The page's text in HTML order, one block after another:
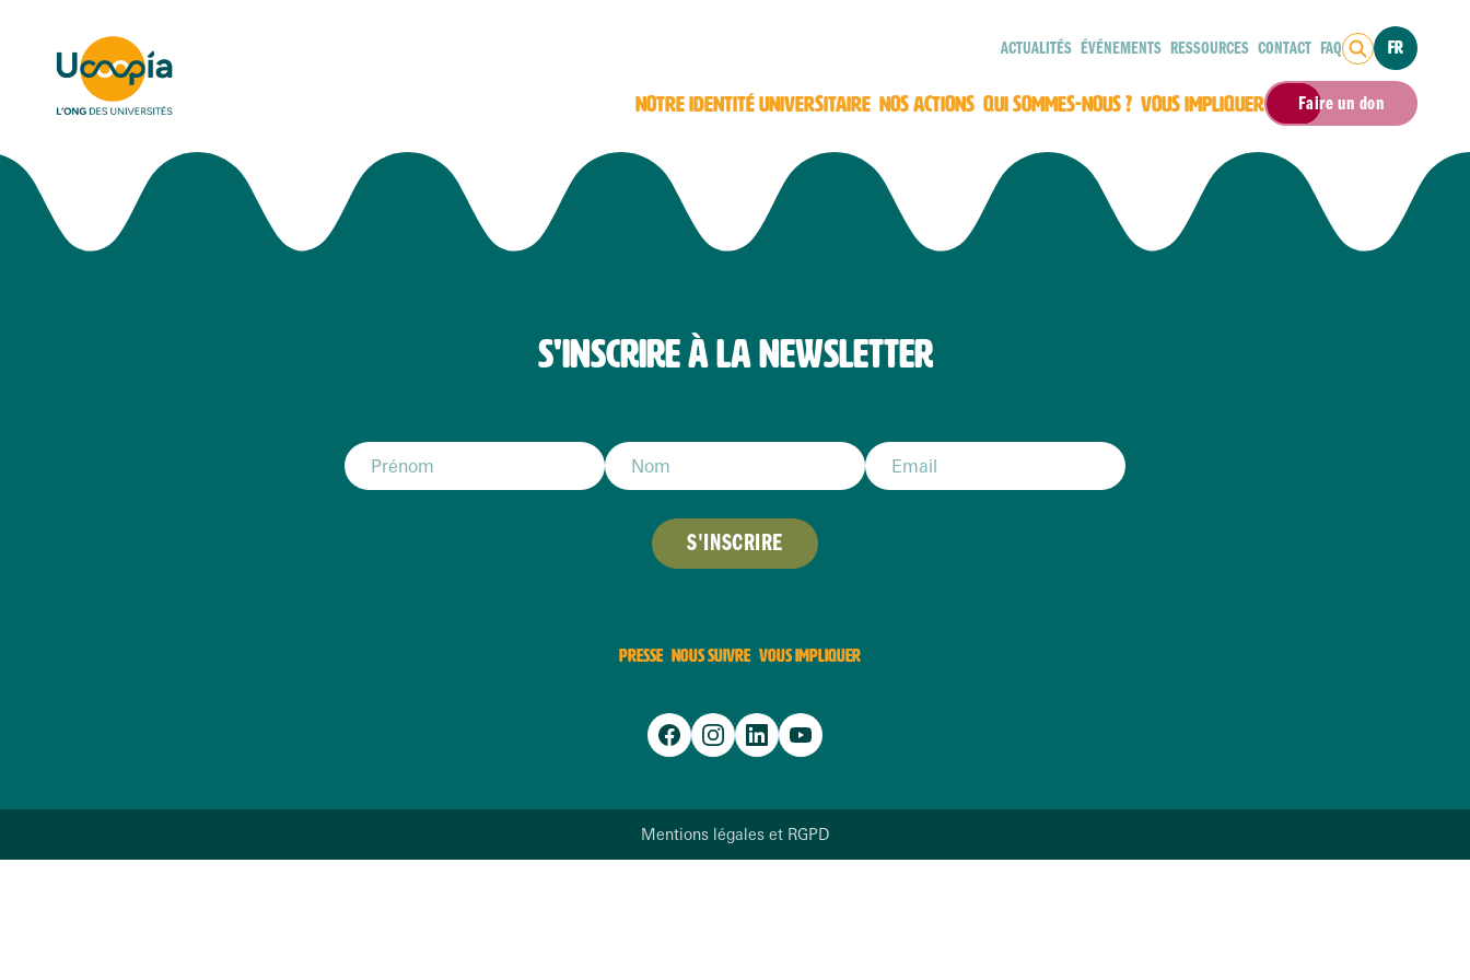
ACTUALITÉS ÉVÉNEMENTS RESSOURCES CONTACT FAQ FR
NOTRE IDENTITÉ UNIVERSITAIRE NOS ACTIONS QUI SOMMES-NOUS ? VOUS IMPLIQUER Faire un don
S'INSCRIRE À LA NEWSLETTER
S'INSCRIRE
PRESSE NOUS SUIVRE VOUS IMPLIQUER
Mentions légales et RGPD